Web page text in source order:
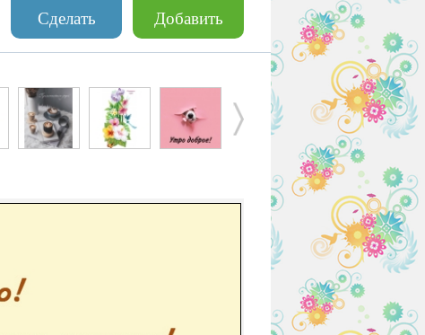
Добавить
Сделать